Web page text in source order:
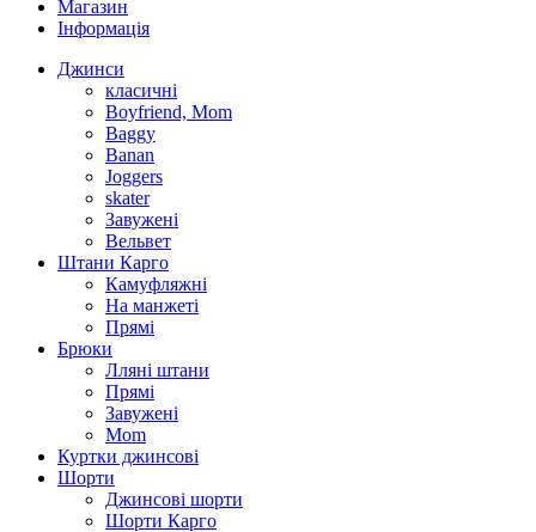
Магазин
Інформація
Джинси
класичні
Boyfriend, Mom
Baggy
Banan
Joggers
skater
Завужені
Вельвет
Штани Карго
Камуфляжні
На манжеті
Прямі
Брюки
Лляні штани
Прямі
Завужені
Mom
Куртки джинсові
Шорти
Джинсові шорти
Шорти Карго